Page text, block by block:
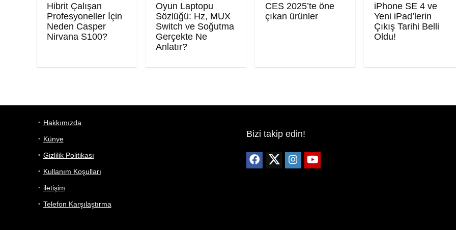
Hibrit Çalışan
Profesyoneller İçin
Neden Casper
Nirvana S100?
Oyun Laptopu
Sözlüğü: Hz, MUX
Switch ve Soğutma
Gerçekte Ne
Anlatır?
CES 2025’te öne
çıkan ürünler
iPhone SE 4 ve
Yeni iPad’lerin
Çıkış Tarihi Belli
Oldu!
Hakkımızda
Künye
Gizlilik Politikası
Kullanım Koşulları
iletişim
Telefon Karşılaştırma
Bizi takip edin!